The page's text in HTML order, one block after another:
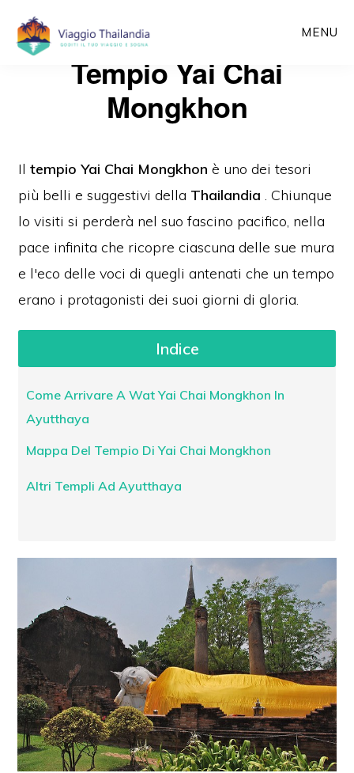
Passa
MENU
Tempio Yai Chai
Mongkhon
Iltempio Yai Chai Mongkhon è uno dei tesori
più belli e suggestivi della Thailandia .Chiunque
lo visiti si perderà nel suo fascino pacifico, nella
pace infinita che ricopre ciascuna delle sue mura
e l'eco delle voci di quegli antenati che un tempo
erano i protagonisti dei suoi giorni di gloria.
Indice
Come Arrivare A Wat Yai Chai Mongkhon In
Ayutthaya
Mappa Del Tempio Di Yai Chai Mongkhon
Altri Templi Ad Ayutthaya